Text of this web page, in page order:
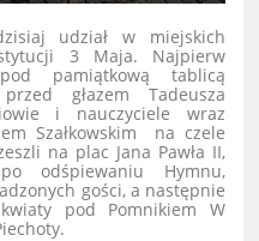
udział w miejskich
3 Maja. Najpierw
pamiątkową tablicą
głazem Tadeusza
i nauczyciele wraz
Szałkowskim na czele
na plac Jana Pawła II,
odśpiewaniu Hymnu,
gości, a następnie
pod Pomnikiem W